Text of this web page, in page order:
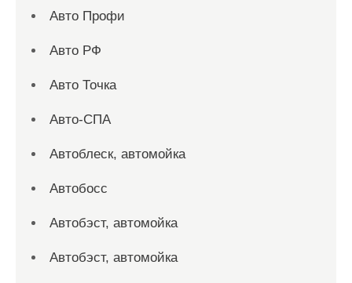
Авто Профи
Авто РФ
Авто Точка
Авто-СПА
Автоблеск, автомойка
Автобосс
Автобэст, автомойка
Автобэст, автомойка